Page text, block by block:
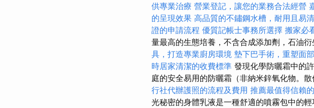
供專業治療 營業登記，讓您的業務合法經營
的呈現效果 高品質的不鏽鋼水槽，耐用且易
證的申請流程 優質記帳士事務所選擇 搬家必
量最高的生態培養，不含合成添加劑，石油
具，打造專業廚房環境 墊下巴手術，重塑面
時居家清潔的收費標準 發現化學防曬霜中的
庭的安全易用的防曬霜（非納米鋅氧化物。
行社代辦護照的流程及費用 推薦最值得信賴
光秘密的身體乳液是一種舒適的噴霧包中的